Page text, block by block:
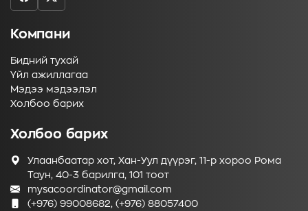
Компани
Бидний тухай
Үйл ажиллагаа
Мэдээ мэдээлэл
Холбоо барих
Холбоо барих
Улаанбаатар хот, Хан-Уул дүүрэг, 11-р хороо Рома
Таун, 40-3 барилга, 101 тоот
mysacoordinator@gmail.com
(+976) 99008682, (+976) 88057400